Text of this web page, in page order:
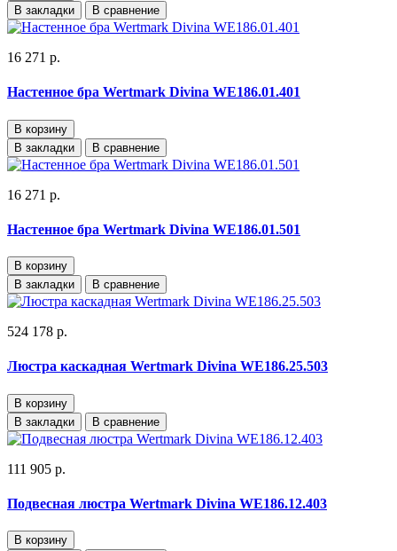
В закладки
В сравнение
16 271 р.
Настенное бра Wertmark Divina WE186.01.401
В корзину
В закладки
В сравнение
16 271 р.
Настенное бра Wertmark Divina WE186.01.501
В корзину
В закладки
В сравнение
524 178 р.
Люстра каскадная Wertmark Divina WE186.25.503
В корзину
В закладки
В сравнение
111 905 р.
Подвесная люстра Wertmark Divina WE186.12.403
В корзину